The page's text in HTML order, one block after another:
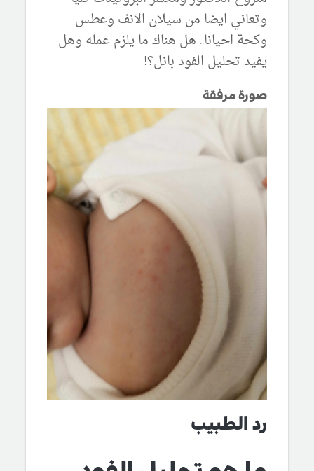
وتعاني ايضا من سيلان الانف وعطس
وكحة احيانا.. هل هناك ما يلزم عمله وهل
يفيد تحليل الفود بانل؟!
صورة مرفقة
رد الطبيب